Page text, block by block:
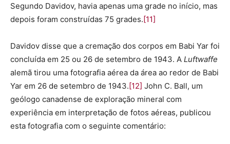
Segundo Davidov, havia apenas uma grade no início, mas
depois foram construídas 75 grades.[11]
Davidov disse que a cremação dos corpos em Babi Yar foi
concluída em 25 ou 26 de setembro de 1943. A Luftwaffe
alemã tirou uma fotografia aérea da área ao redor de Babi
Yar em 26 de setembro de 1943.[12] John C. Ball, um
geólogo canadense de exploração mineral com
experiência em interpretação de fotos aéreas, publicou
esta fotografia com o seguinte comentário: